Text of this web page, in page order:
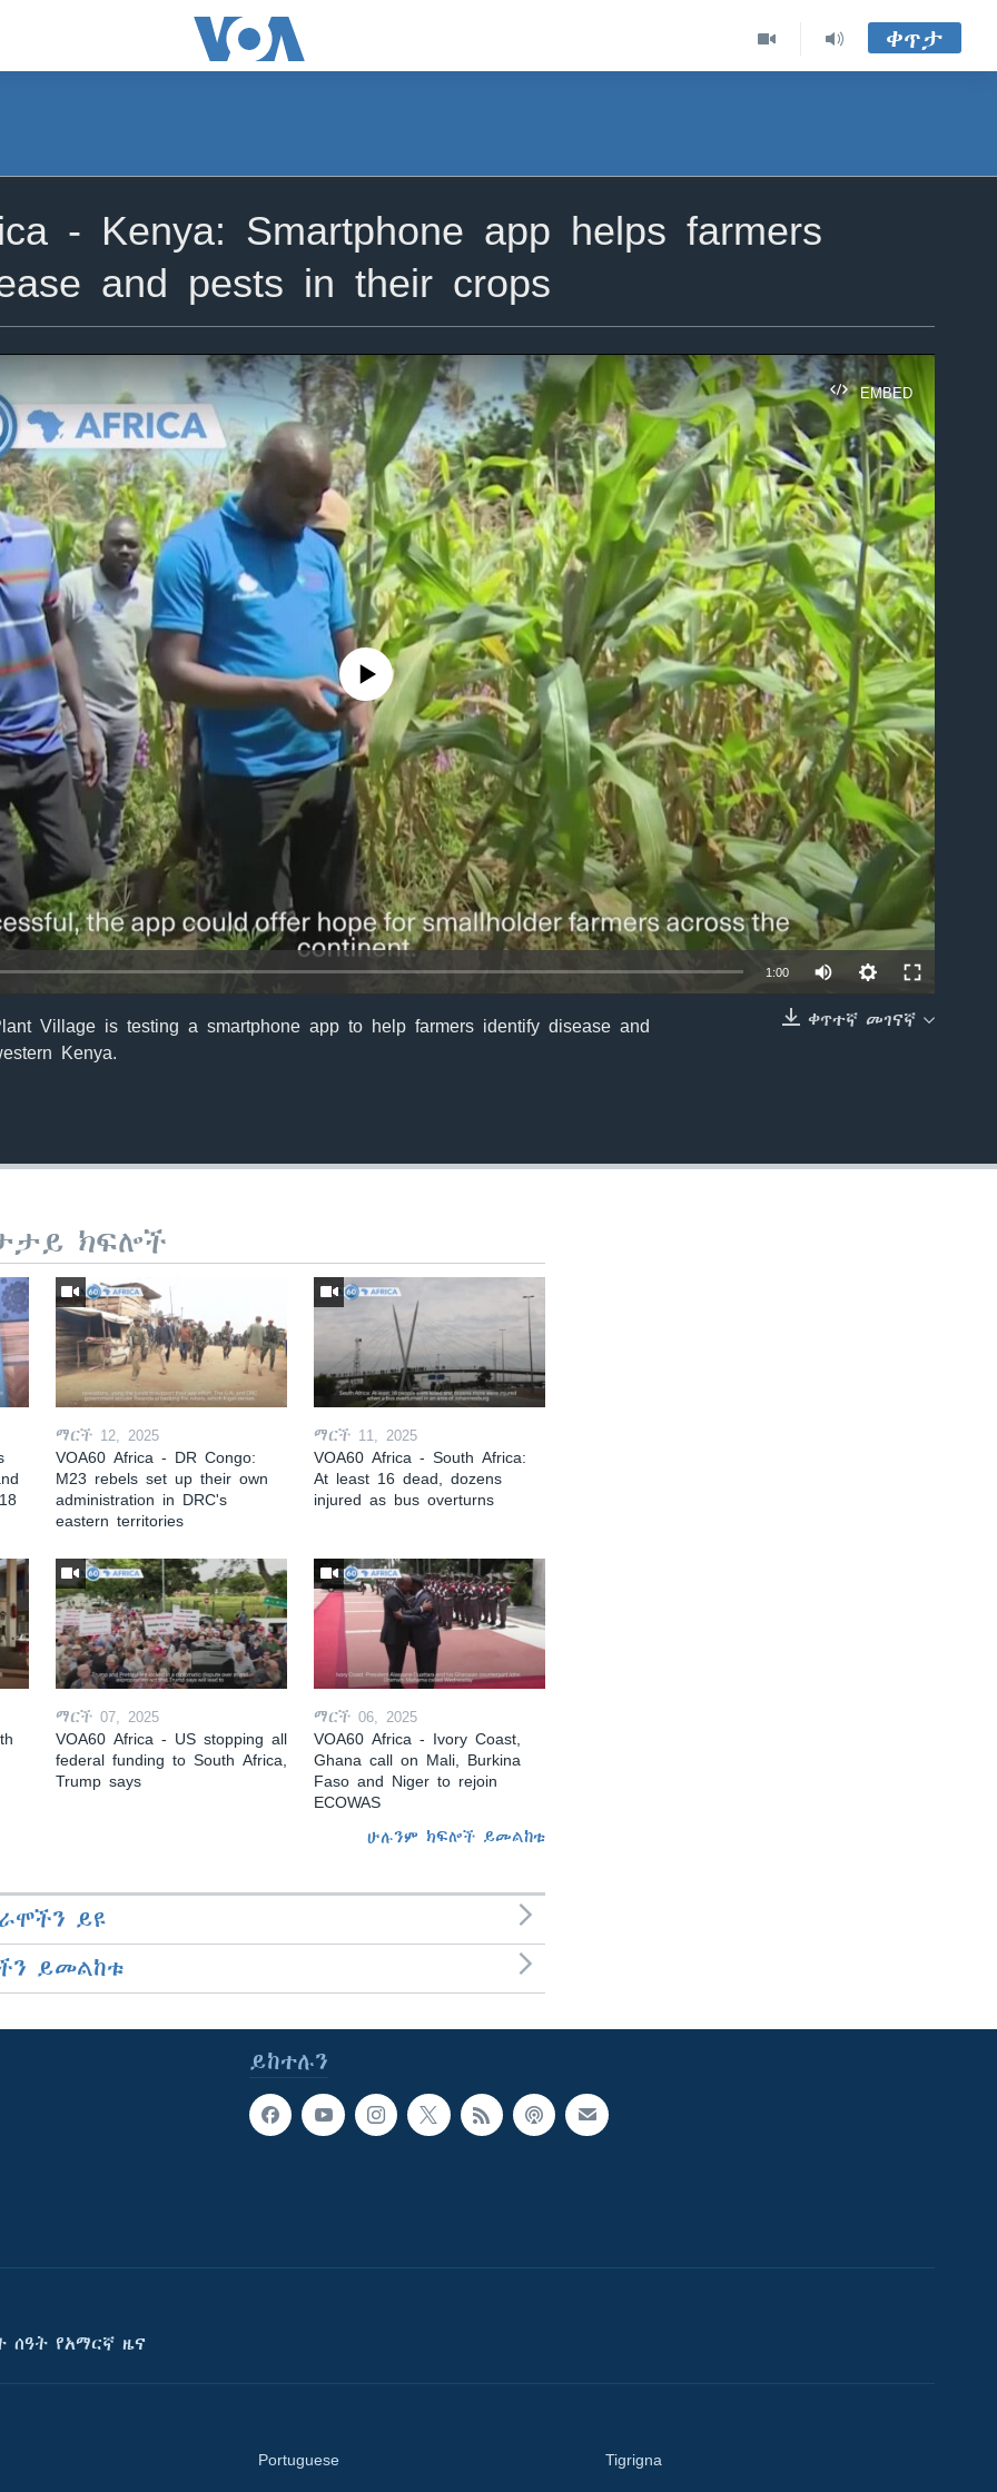
ቀጥታ
- Kenya: Smartphone app helps farmers
and pests in their crops
EMBED
EMBED
Auto
720p
No media source currently available
1:00
1080p
ቀጥተኛ መገናኛ
Village is testing a smartphone app to help farmers identify disease and
Kenya.
ክፍሎች
ማርች 12, 2025
VOA60 Africa - DR Congo:
M23 rebels set up their own
administration in DRC's
eastern territories
ማርች 11, 2025
VOA60 Africa - South Africa:
At least 16 dead, dozens
injured as bus overturns
ማርች 07, 2025
VOA60 Africa - US stopping all
federal funding to South Africa,
Trump says
ማርች 06, 2025
VOA60 Africa - Ivory Coast,
Ghana call on Mali, Burkina
Faso and Niger to rejoin
ECOWAS
ሁሉንም ክፍሎች ይመልከቱ
ይዩ
ይመልከቱ
ይከተሉን
ሰዓት የአማርኛ ዜና
Portuguese Tigrigna